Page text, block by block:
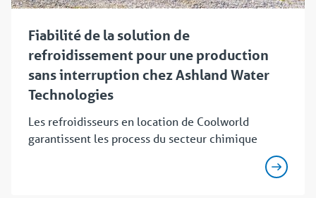
Fiabilité de la solution de
refroidissement pour une production
sans interruption chez Ashland Water
Technologies
Les refroidisseurs en location de Coolworld
garantissent les process du secteur chimique